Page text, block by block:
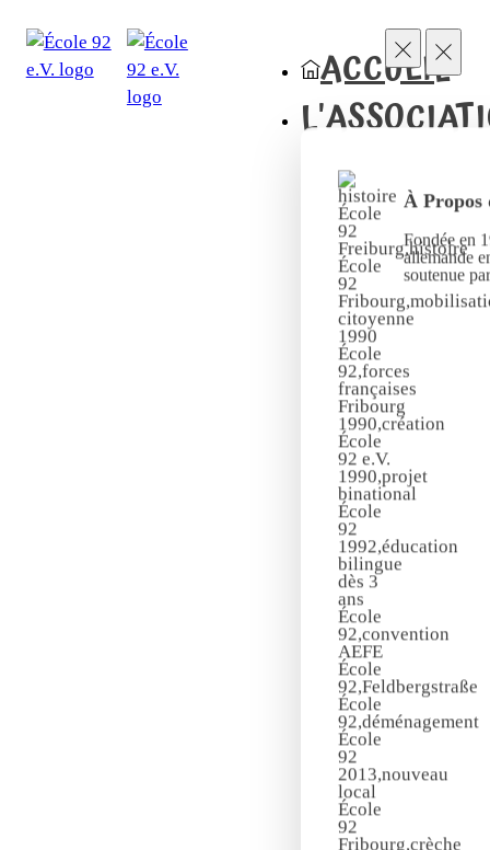
ACCUEIL
À Propos
Fondée en
allemande
soutenue